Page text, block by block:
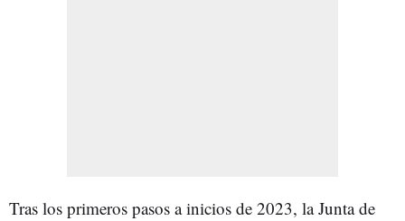
Tras los primeros pasos a inicios de 2023, la Junta de